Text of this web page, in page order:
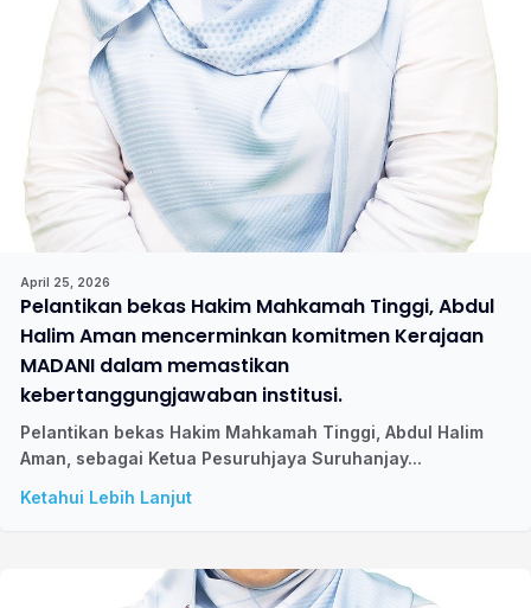
April 25, 2026
Pelantikan bekas Hakim Mahkamah Tinggi, Abdul
Halim Aman mencerminkan komitmen Kerajaan
MADANI dalam memastikan
kebertanggungjawaban institusi.
Pelantikan bekas Hakim Mahkamah Tinggi, Abdul Halim
Aman, sebagai Ketua Pesuruhjaya Suruhanjay...
Ketahui Lebih Lanjut